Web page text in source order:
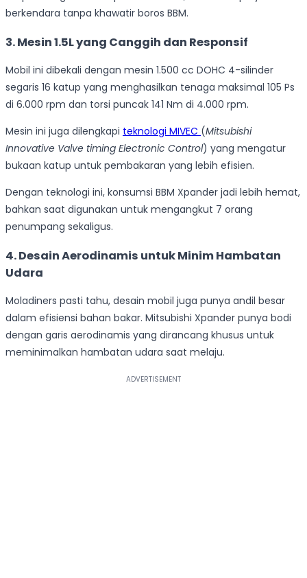
berkendara tanpa khawatir boros BBM.
3. Mesin 1.5L yang Canggih dan Responsif
Mobil ini dibekali dengan mesin 1.500 cc DOHC 4-silinder
segaris 16 katup yang menghasilkan tenaga maksimal 105 Ps
di 6.000 rpm dan torsi puncak 141 Nm di 4.000 rpm.
Mesin ini juga dilengkapi teknologi MIVEC (Mitsubishi
Innovative Valve timing Electronic Control) yang mengatur
bukaan katup untuk pembakaran yang lebih efisien.
Dengan teknologi ini, konsumsi BBM Xpander jadi lebih hemat,
bahkan saat digunakan untuk mengangkut 7 orang
penumpang sekaligus.
4. Desain Aerodinamis untuk Minim Hambatan
Udara
Moladiners pasti tahu, desain mobil juga punya andil besar
dalam efisiensi bahan bakar. Mitsubishi Xpander punya bodi
dengan garis aerodinamis yang dirancang khusus untuk
meminimalkan hambatan udara saat melaju.